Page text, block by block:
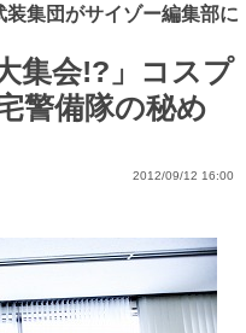
装集団がサイゾー編集部に
集会!?」コスプ
警備隊の秘め
2012/09/12 16:00